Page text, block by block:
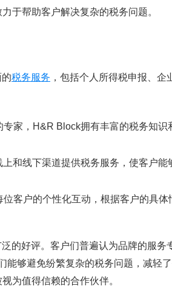
于帮助客户解决复杂的税务问题。
税务服务 ，包括个人所得税申报、
专家，H&R Block拥有丰富的税务知
上和线下渠道提供税务服务，使客户
位客户的个性化互动，根据客户的具
的好评。客户们普遍认为品牌的服
能够避免纷繁复杂的税务问题，减轻
为值得信赖的合作伙伴。